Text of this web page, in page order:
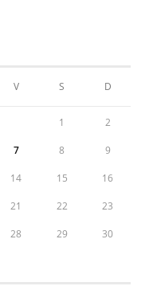
V S D
1 2
7 8 9
14 15 16
21 22 23
28 29 30